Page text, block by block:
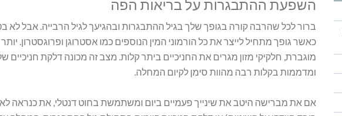
השפעת ההתבגרות על בריאות הפה
ברור לכל שהרבה קורה בגופך שלך בגיל ההתבגרות ובהגיעך לגיל הרבייה. אבל
כאשר גופך מתחיל לייצר את כל הורמוני המין הנוספים כמו אסטרוגן ופרוגסטרון.
מוגברת, חלקיקי מזון מגרים את החניכיים ביתר קלות. מצב זה מכונה דלקת חניכיים
ומדממות בקלות רבה מהוות סימן לקיום המחלה.
אם את מברישה היטב את שינייך פעמיים ביום ומשתמשת בחוט דנטלי, את כנראה